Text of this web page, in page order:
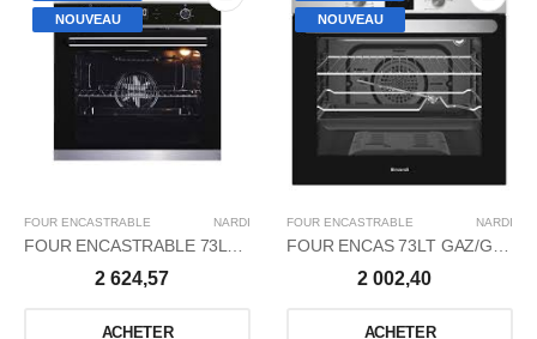
NOUVEAU
FOUR ENCASTRABLE NARDI
2 624,57
ACHETER
NOUVEAU
FOUR ENCASTRABLE NARDI
2 002,40
ACHETER